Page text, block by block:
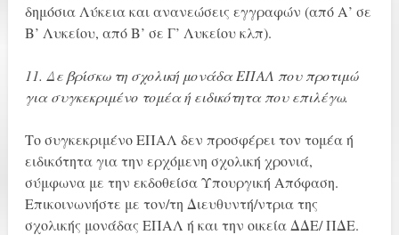
δημόσια Λύκεια και ανανεώσεις εγγραφών (από Α’ σε
Β’ Λυκείου, από Β’ σε Γ’ Λυκείου κλπ).
11. Δε βρίσκω τη σχολική μονάδα ΕΠΑΛ που προτιμώ
για συγκεκριμένο τομέα ή ειδικότητα που επιλέγω.
Το συγκεκριμένο ΕΠΑΛ δεν προσφέρει τον τομέα ή
ειδικότητα για την ερχόμενη σχολική χρονιά,
σύμφωνα με την εκδοθείσα Υπουργική Απόφαση.
Επικοινωνήστε με τον/τη Διευθυντή/ντρια της
σχολικής μονάδας ΕΠΑΛ ή και την οικεία ΔΔΕ/ ΠΔΕ.